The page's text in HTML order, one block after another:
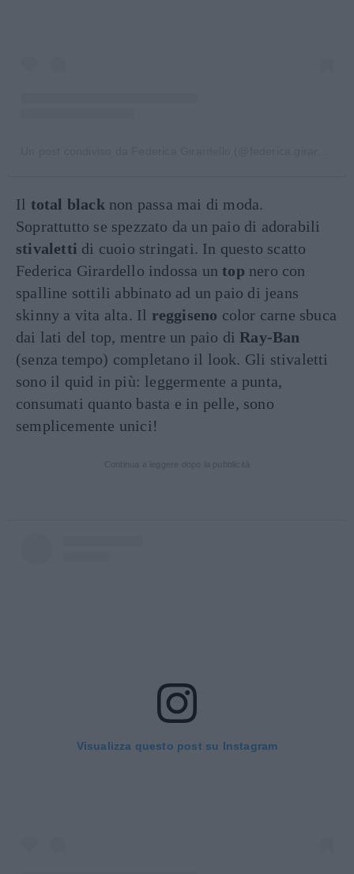
Il total black non passa mai di moda.
Soprattutto se spezzato da un paio di adorabili
stivaletti di cuoio stringati. In questo scatto
Federica Girardello indossa untop nero con
spalline sottili abbinato ad un paio di jeans
skinny a vita alta. Il reggiseno color carne sbuca
dai lati del top, mentre un paio diRay-Ban
(senza tempo) completano il look. Gli stivaletti
sono il quid in più: leggermente a punta,
consumati quanto basta e in pelle, sono
semplicemente unici!
Visualizza questo post su Instagram